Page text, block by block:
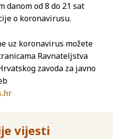
danom od 8 do 21 sat
o koronavirusu.
uz koronavirus možete
Ravnateljstva
zavoda za javno
vijesti